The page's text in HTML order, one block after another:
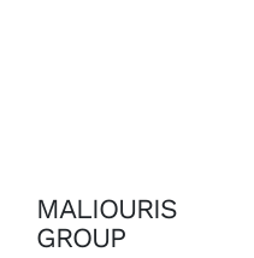
MALIOURIS
GROUP